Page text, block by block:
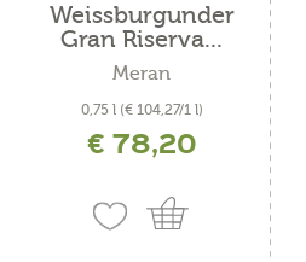
Weissburgunder
Gran Riserva...
Meran
0,75 l (€ 104,27/1 l)
€ 78,20